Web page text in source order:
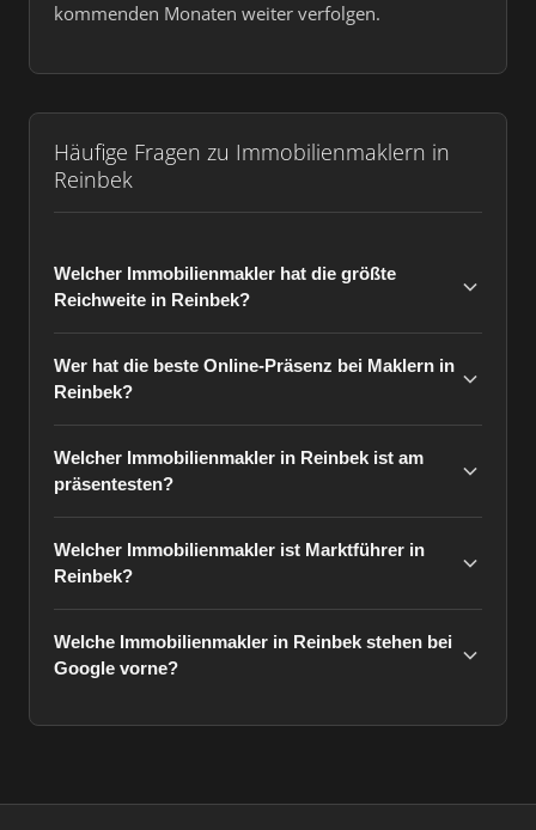
kommenden Monaten weiter verfolgen.
Häufige Fragen zu Immobilienmaklern in
Reinbek
Welcher Immobilienmakler hat die größte
Reichweite in Reinbek?
Wer hat die beste Online-Präsenz bei Maklern in
Reinbek?
Welcher Immobilienmakler in Reinbek ist am
präsentesten?
Welcher Immobilienmakler ist Marktführer in
Reinbek?
Welche Immobilienmakler in Reinbek stehen bei
Google vorne?